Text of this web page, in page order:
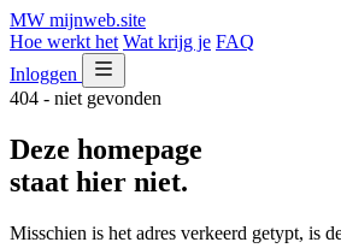
MW mijnweb.site
Hoe werkt het Wat krijg je FAQ
Inloggen
404 - niet gevonden
Deze homepage
staat hier niet.
Misschien is het adres verkeerd getypt, is